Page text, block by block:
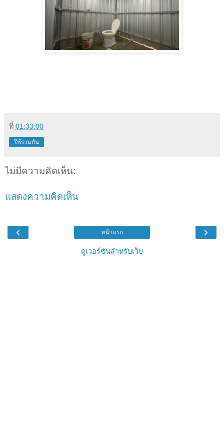
ที่ 01:33:00
ใช้ร่วมกัน
ไม่มีความคิดเห็น:
แสดงความคิดเห็น
‹ ›
หน้าแรก
ดูเวอร์ชันสำหรับเว็บ